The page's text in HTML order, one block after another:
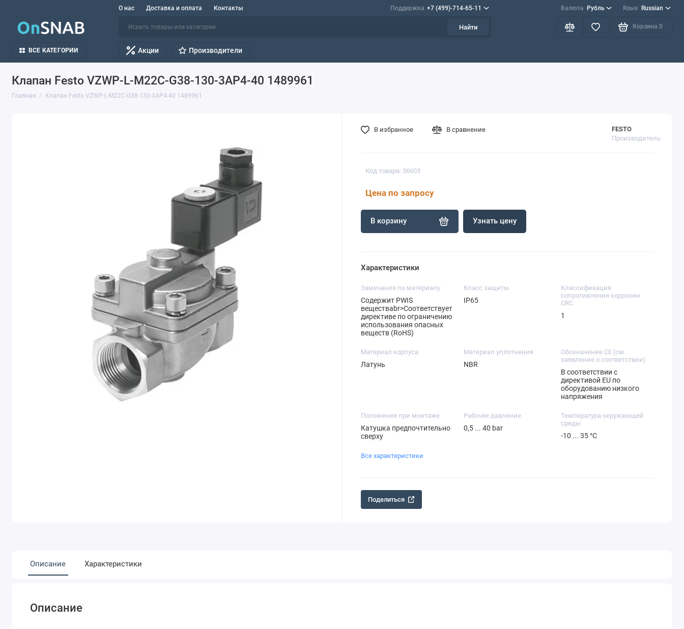
О нас Доставка и оплата Контакты Поддержка +7 (499)-714-65-11 Валюта Рубль Язык Russian
Найти Корзина 0
ВСЕ КАТЕГОРИИ Акции Производители
Клапан Festo VZWP-L-M22C-G38-130-3AP4-40 1489961
Главная Клапан Festo VZWP-L-M22C-G38-130-3AP4-40 1489961
Код товара: 36603
Цена по запросу
FESTO
Производитель
В корзину Узнать цену
В избранное В сравнение
Характеристики
Замечания по материалу
Содержит PWIS
веществаbr>Соответствует
директиве по ограничению
использования опасных
веществ (RoHS)
Класс защиты
IP65
Классификация
сопротивления коррозии
CRC
1
Материал корпуса
Латунь
Материал уплотнения
NBR
Обозначение CE (см.
заявление о соответствии)
В соответствии с
директивой EU по
оборудованию низкого
напряжения
Положение при монтаже
Катушка предпочтительно
сверху
Рабочее давление
0,5 ... 40 bar
Температура окружающей
среды
-10 ... 35 °C
Все характеристики
Поделиться
Описание Характеристики
Описание